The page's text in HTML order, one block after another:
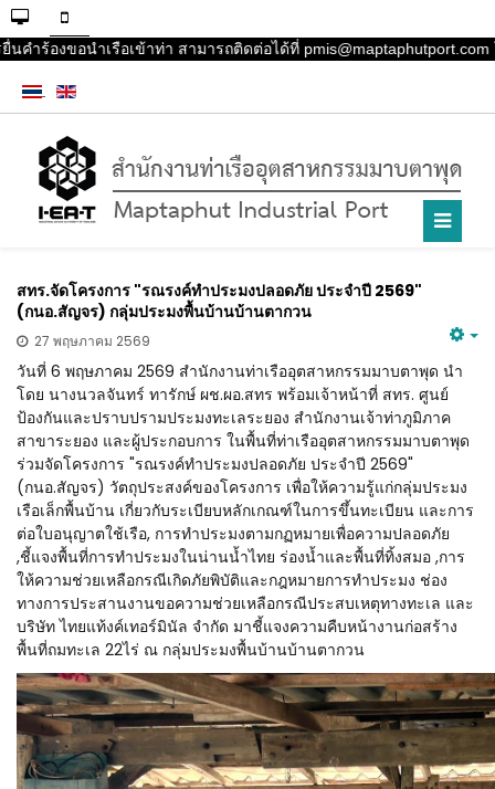
องขอนำเรือเข้าท่า สามารถติดต่อได้ที่ pmis@maptaphutport.com โ
สทร.จัดโครงการ "รณรงค์ทำประมงปลอดภัย ประจำปี 2569"
(กนอ.สัญจร) กลุ่มประมงพื้นบ้านบ้านตากวน
27 พฤษภาคม 2569
วันที่ 6 พฤษภาคม 2569 สำนักงานท่าเรืออุตสาหกรรมมาบตาพุด นำ
โดย นางนวลจันทร์ ทารักษ์ ผช.ผอ.สทร พร้อมเจ้าหน้าที่ สทร. ศูนย์
ป้องกันและปราบปรามประมงทะเลระยอง สำนักงานเจ้าท่าภูมิภาค
สาขาระยอง และผู้ประกอบการ ในพื้นที่ท่าเรืออุตสาหกรรมมาบตาพุด
ร่วมจัดโครงการ "รณรงค์ทำประมงปลอดภัย ประจำปี 2569"
(กนอ.สัญจร) วัตถุประสงค์ของโครงการ เพื่อให้ความรู้แก่กลุ่มประมง
เรือเล็กพื้นบ้าน เกี่ยวกับระเบียบหลักเกณฑ์ในการขึ้นทะเบียน และการ
ต่อใบอนุญาตใช้เรือ, การทำประมงตามกฏหมายเพื่อความปลอดภัย
,ชี้แจงพื้นที่การทำประมงในน่านน้ำไทย ร่องน้ำและพื้นที่ทิ้งสมอ ,การ
ให้ความช่วยเหลือกรณีเกิดภัยพิบัติและกฎหมายการทำประมง ช่อง
ทางการประสานงานขอความช่วยเหลือกรณีประสบเหตุทางทะเล และ
บริษัท ไทยแท้งค์เทอร์มินัล จำกัด มาชี้แจงความคืบหน้างานก่อสร้าง
พื้นที่ถมทะเล 22ไร่ ณ กลุ่มประมงพื้นบ้านบ้านตากวน